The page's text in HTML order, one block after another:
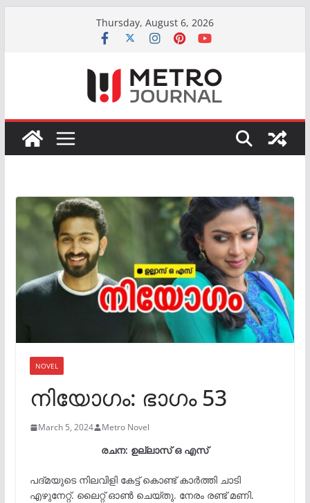
Thursday, August 6, 2026
NOVEL
നിയോഗം: ഭാഗം 53
March 5, 2024 Metro Novel
രചന: ഉല്ലാസ് ഒ എസ്
പദ്മയുടെ നിലവിളി കേട്ട് കൊണ്ട് കാർത്തി ചാടി
എഴുനേറ്റ്. ലൈറ്റ് ഓൺ ചെയ്തു. നേരം രണ്ട് മണി.